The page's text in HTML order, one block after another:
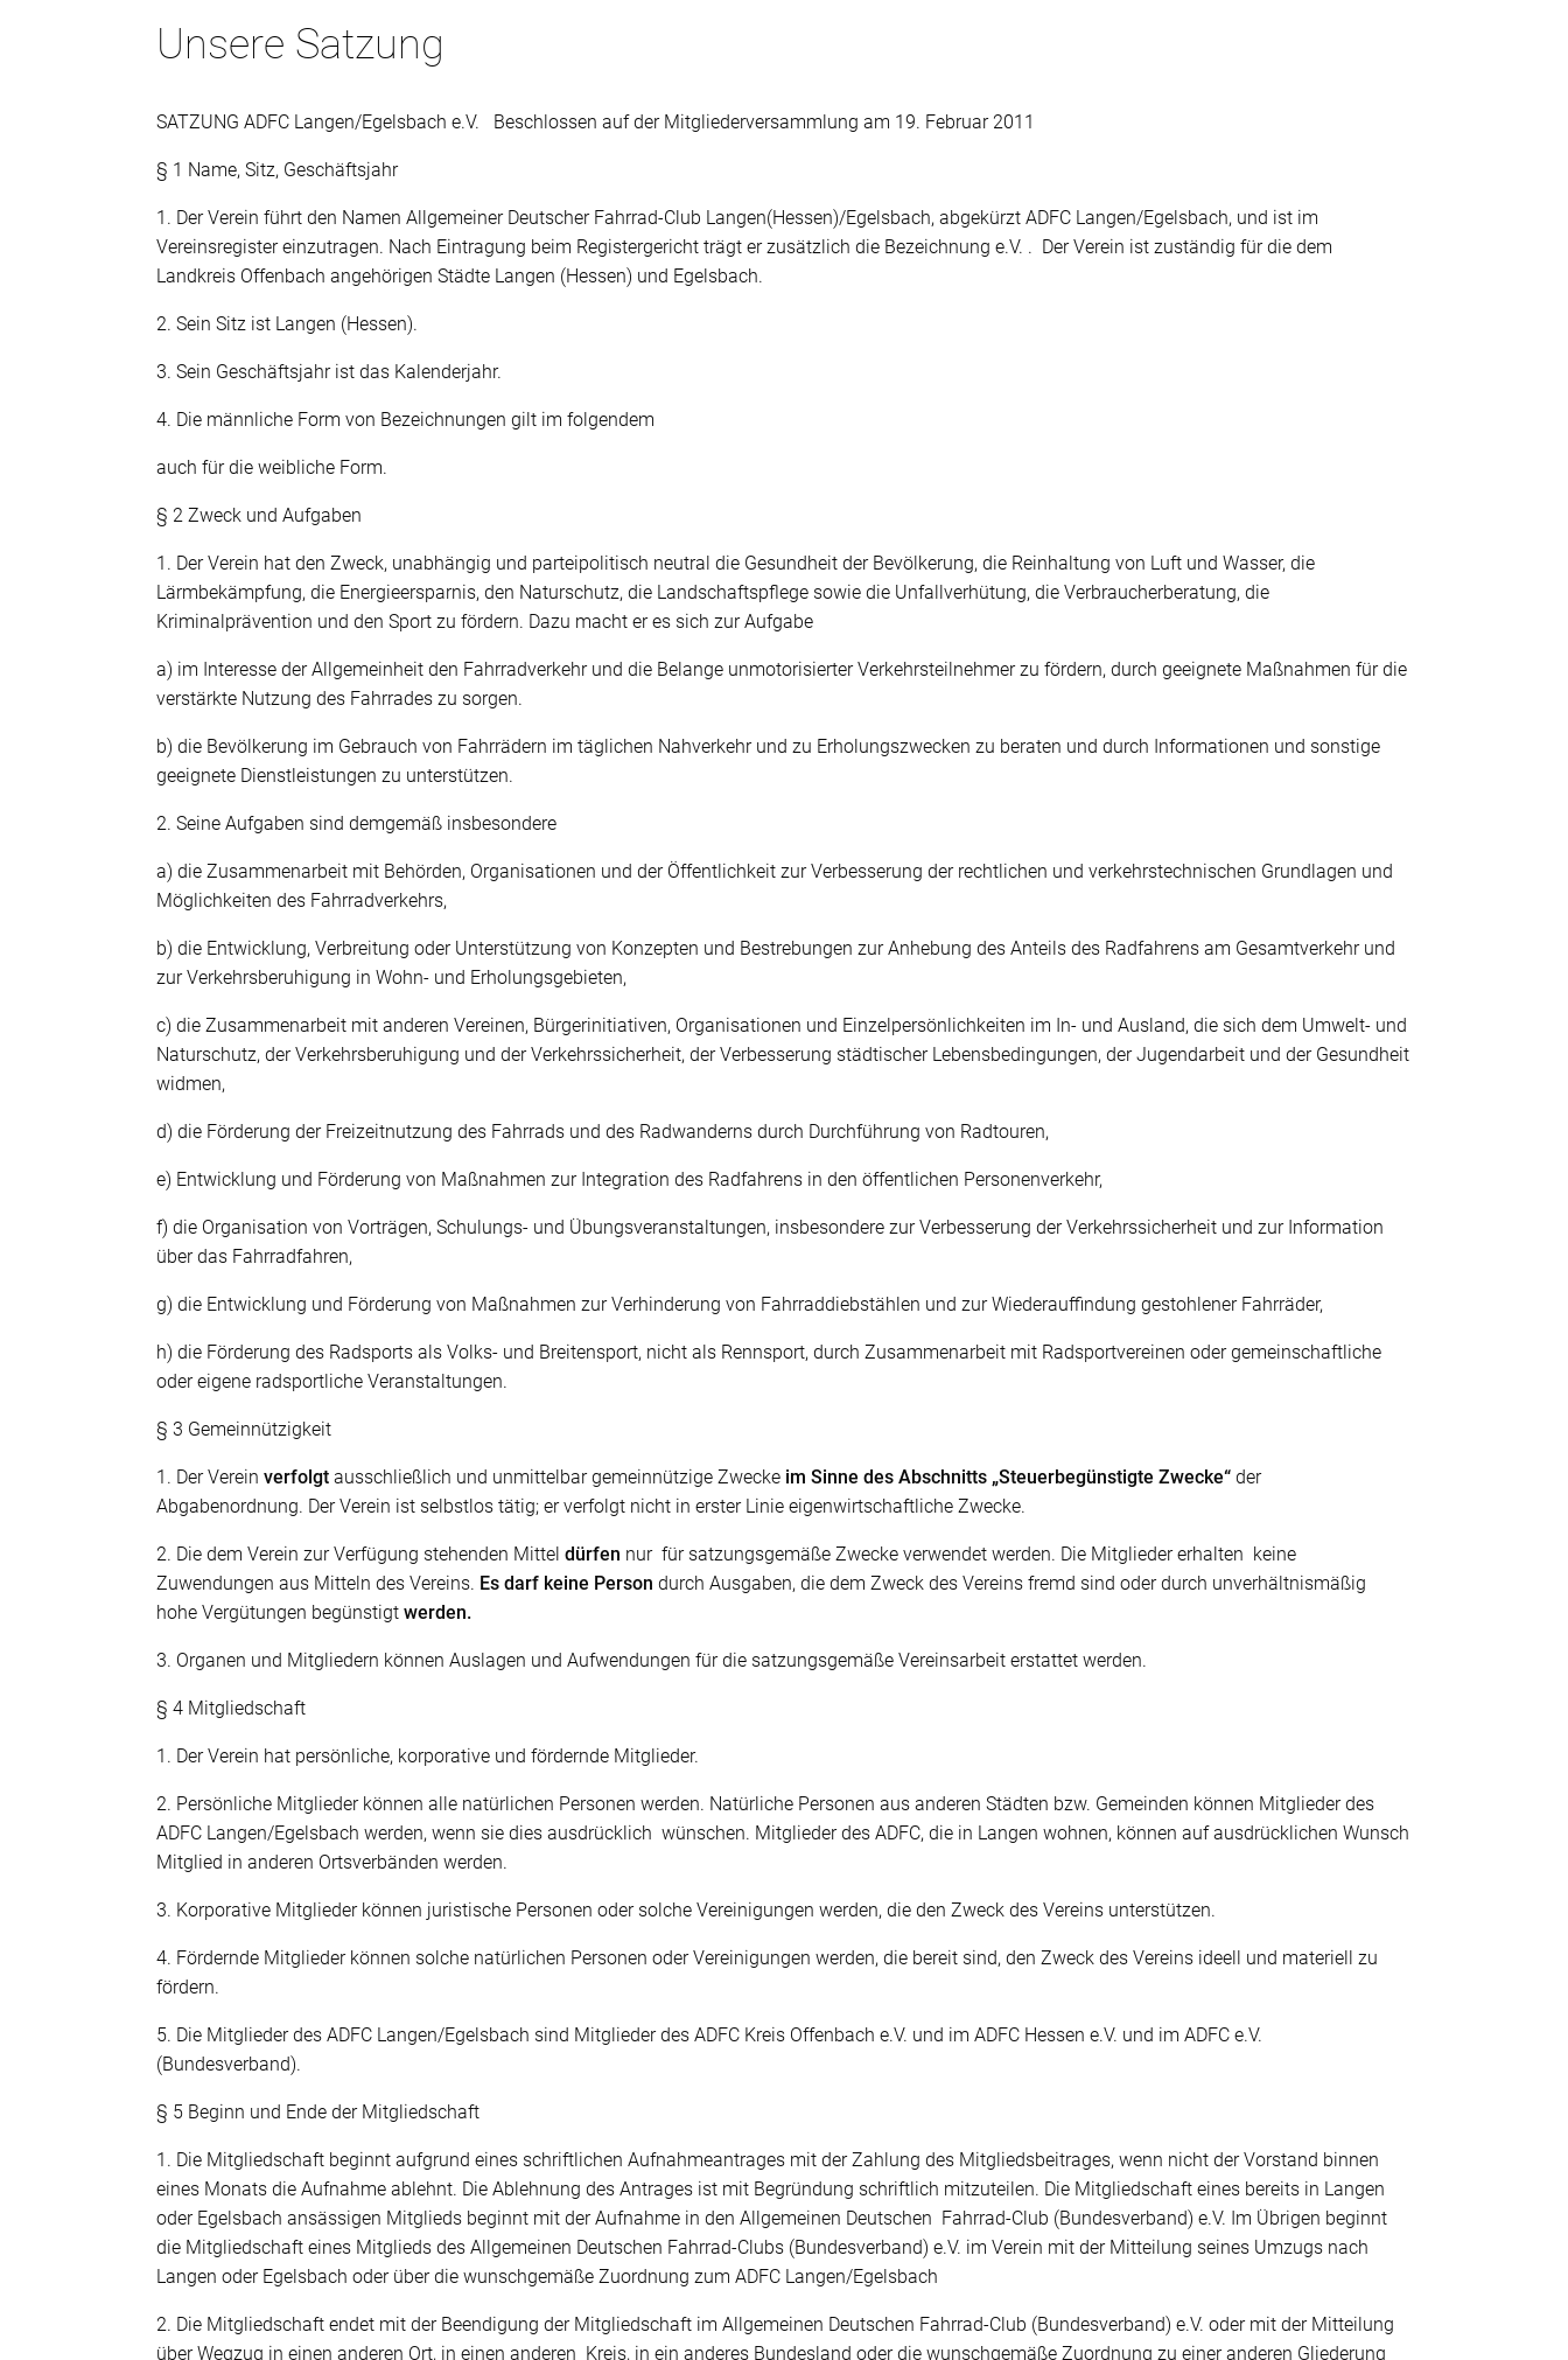
Unsere Satzung
SATZUNG ADFC Langen/Egelsbach e.V. Beschlossen auf der Mitgliederversammlung am 19. Februar 2011
§ 1 Name, Sitz, Geschäftsjahr
1. Der Verein führt den Namen Allgemeiner Deutscher Fahrrad-Club Langen(Hessen)/Egelsbach, abgekürzt ADFC Langen/Egelsbach, und ist im
Vereinsregister einzutragen. Nach Eintragung beim Registergericht trägt er zusätzlich die Bezeichnung e.V. . Der Verein ist zuständig für die dem
Landkreis Offenbach angehörigen Städte Langen (Hessen) und Egelsbach.
2. Sein Sitz ist Langen (Hessen).
3. Sein Geschäftsjahr ist das Kalenderjahr.
4. Die männliche Form von Bezeichnungen gilt im folgendem
auch für die weibliche Form.
§ 2 Zweck und Aufgaben
1. Der Verein hat den Zweck, unabhängig und parteipolitisch neutral die Gesundheit der Bevölkerung, die Reinhaltung von Luft und Wasser, die
Lärmbekämpfung, die Energieersparnis, den Naturschutz, die Landschaftspflege sowie die Unfallverhütung, die Verbraucherberatung, die
Kriminalprävention und den Sport zu fördern. Dazu macht er es sich zur Aufgabe
a) im Interesse der Allgemeinheit den Fahrradverkehr und die Belange unmotorisierter Verkehrsteilnehmer zu fördern, durch geeignete Maßnahmen für die
verstärkte Nutzung des Fahrrades zu sorgen.
b) die Bevölkerung im Gebrauch von Fahrrädern im täglichen Nahverkehr und zu Erholungszwecken zu beraten und durch Informationen und sonstige
geeignete Dienstleistungen zu unterstützen.
2. Seine Aufgaben sind demgemäß insbesondere
a) die Zusammenarbeit mit Behörden, Organisationen und der Öffentlichkeit zur Verbesserung der rechtlichen und verkehrstechnischen Grundlagen und
Möglichkeiten des Fahrradverkehrs,
b) die Entwicklung, Verbreitung oder Unterstützung von Konzepten und Bestrebungen zur Anhebung des Anteils des Radfahrens am Gesamtverkehr und
zur Verkehrsberuhigung in Wohn- und Erholungsgebieten,
c) die Zusammenarbeit mit anderen Vereinen, Bürgerinitiativen, Organisationen und Einzelpersönlichkeiten im In- und Ausland, die sich dem Umwelt- und
Naturschutz, der Verkehrsberuhigung und der Verkehrssicherheit, der Verbesserung städtischer Lebensbedingungen, der Jugendarbeit und der Gesundheit
widmen,
d) die Förderung der Freizeitnutzung des Fahrrads und des Radwanderns durch Durchführung von Radtouren,
e) Entwicklung und Förderung von Maßnahmen zur Integration des Radfahrens in den öffentlichen Personenverkehr,
f) die Organisation von Vorträgen, Schulungs- und Übungsveranstaltungen, insbesondere zur Verbesserung der Verkehrssicherheit und zur Information
über das Fahrradfahren,
g) die Entwicklung und Förderung von Maßnahmen zur Verhinderung von Fahrraddiebstählen und zur Wiederauffindung gestohlener Fahrräder,
h) die Förderung des Radsports als Volks- und Breitensport, nicht als Rennsport, durch Zusammenarbeit mit Radsportvereinen oder gemeinschaftliche
oder eigene radsportliche Veranstaltungen.
§ 3 Gemeinnützigkeit
1. Der Vereinverfolgt ausschließlich und unmittelbar gemeinnützige Zwecke im Sinne des Abschnitts „Steuerbegünstigte Zwecke“ der
Abgabenordnung. Der Verein ist selbstlos tätig; er verfolgt nicht in erster Linie eigenwirtschaftliche Zwecke.
2. Die dem Verein zur Verfügung stehenden Mitteldürfen nur für satzungsgemäße Zwecke verwendet werden. Die Mitglieder erhalten keine
Zuwendungen aus Mitteln des Vereins. Es darf keine Person durch Ausgaben, die dem Zweck des Vereins fremd sind oder durch unverhältnismäßig
hohe Vergütungen begünstigtwerden.
3. Organen und Mitgliedern können Auslagen und Aufwendungen für die satzungsgemäße Vereinsarbeit erstattet werden.
§ 4 Mitgliedschaft
1. Der Verein hat persönliche, korporative und fördernde Mitglieder.
2. Persönliche Mitglieder können alle natürlichen Personen werden. Natürliche Personen aus anderen Städten bzw. Gemeinden können Mitglieder des
ADFC Langen/Egelsbach werden, wenn sie dies ausdrücklich wünschen. Mitglieder des ADFC, die in Langen wohnen, können auf ausdrücklichen Wunsch
Mitglied in anderen Ortsverbänden werden.
3. Korporative Mitglieder können juristische Personen oder solche Vereinigungen werden, die den Zweck des Vereins unterstützen.
4. Fördernde Mitglieder können solche natürlichen Personen oder Vereinigungen werden, die bereit sind, den Zweck des Vereins ideell und materiell zu
fördern.
5. Die Mitglieder des ADFC Langen/Egelsbach sind Mitglieder des ADFC Kreis Offenbach e.V. und im ADFC Hessen e.V. und im ADFC e.V.
(Bundesverband).
§ 5 Beginn und Ende der Mitgliedschaft
1. Die Mitgliedschaft beginnt aufgrund eines schriftlichen Aufnahmeantrages mit der Zahlung des Mitgliedsbeitrages, wenn nicht der Vorstand binnen
eines Monats die Aufnahme ablehnt. Die Ablehnung des Antrages ist mit Begründung schriftlich mitzuteilen. Die Mitgliedschaft eines bereits in Langen
oder Egelsbach ansässigen Mitglieds beginnt mit der Aufnahme in den Allgemeinen Deutschen Fahrrad-Club (Bundesverband) e.V. Im Übrigen beginnt
die Mitgliedschaft eines Mitglieds des Allgemeinen Deutschen Fahrrad-Clubs (Bundesverband) e.V. im Verein mit der Mitteilung seines Umzugs nach
Langen oder Egelsbach oder über die wunschgemäße Zuordnung zum ADFC Langen/Egelsbach
2. Die Mitgliedschaft endet mit der Beendigung der Mitgliedschaft im Allgemeinen Deutschen Fahrrad-Club (Bundesverband) e.V. oder mit der Mitteilung
über Wegzug in einen anderen Ort, in einen anderen Kreis, in ein anderes Bundesland oder die wunschgemäße Zuordnung zu einer anderen Gliederung